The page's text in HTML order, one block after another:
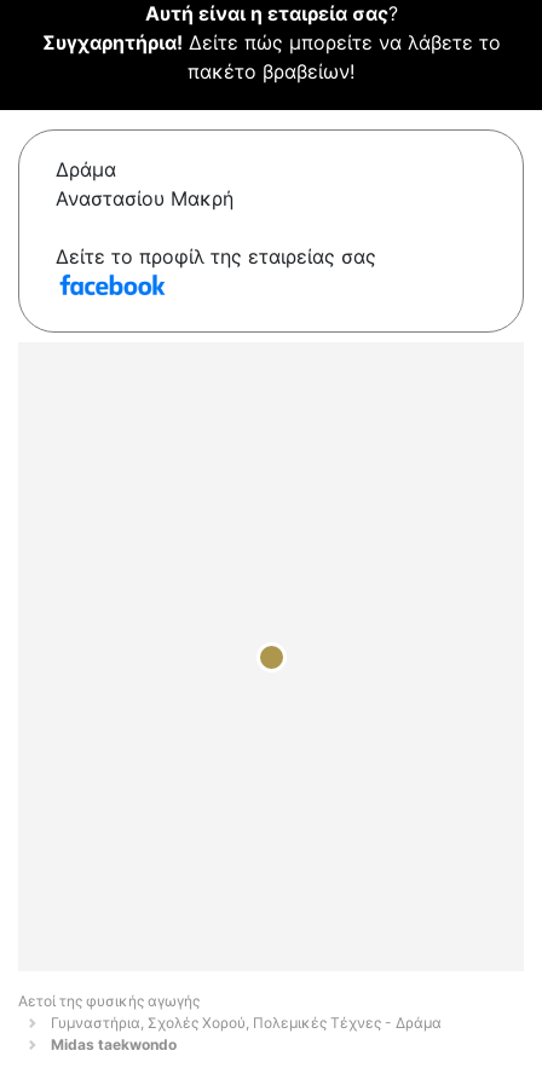
Αυτή είναι η εταιρεία σας?
Συγχαρητήρια! Δείτε πώς μπορείτε να λάβετε το
πακέτο βραβείων!
Δράμα
Αναστασίου Μακρή
Δείτε το προφίλ της εταιρείας σας
Αετοί της φυσικής αγωγής
Γυμναστήρια, Σχολές Χορού, Πολεμικές Τέχνες - Δράμα
Midas taekwondo